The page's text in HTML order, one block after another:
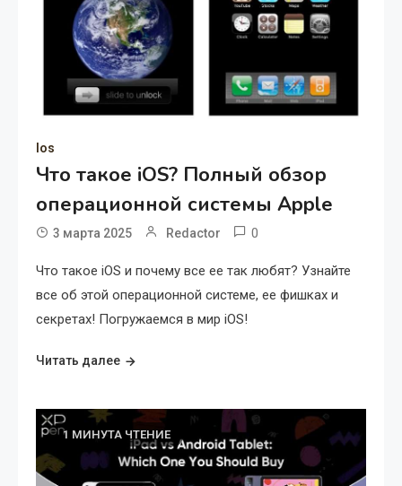
Ios
Что такое iOS? Полный обзор
операционной системы Apple
3 марта 2025 Redactor 0
Что такое iOS и почему все ее так любят? Узнайте
все об этой операционной системе, ее фишках и
секретах! Погружаемся в мир iOS!
Читать далее
1 МИНУТА ЧТЕНИЕ